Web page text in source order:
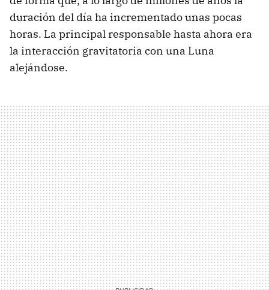
duración del día ha incrementado unas pocas
horas. La principal responsable hasta ahora era
la interacción gravitatoria con una Luna
alejándose.